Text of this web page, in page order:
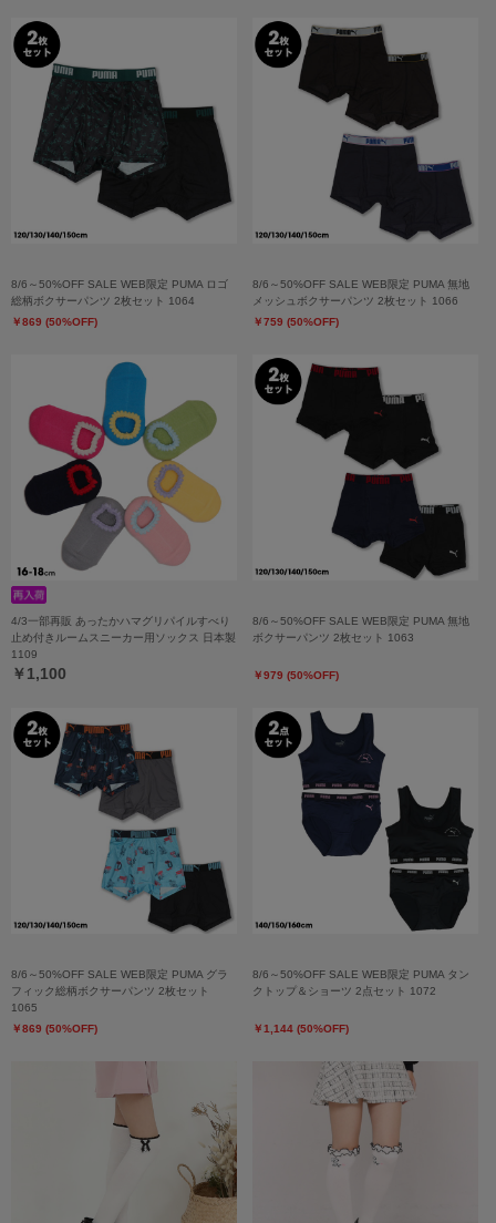
8/6～50%OFF SALE WEB限定 PUMA ロゴ
総柄ボクサーパンツ 2枚セット 1064
￥869 (50%OFF)
8/6～50%OFF SALE WEB限定 PUMA 無地
メッシュボクサーパンツ 2枚セット 1066
￥759 (50%OFF)
4/3一部再販 あったかハマグリパイルすべり
止め付きルームスニーカー用ソックス 日本製
1109
￥1,100
8/6～50%OFF SALE WEB限定 PUMA 無地
ボクサーパンツ 2枚セット 1063
￥979 (50%OFF)
8/6～50%OFF SALE WEB限定 PUMA グラ
フィック総柄ボクサーパンツ 2枚セット
1065
￥869 (50%OFF)
8/6～50%OFF SALE WEB限定 PUMA タン
クトップ＆ショーツ 2点セット 1072
￥1,144 (50%OFF)